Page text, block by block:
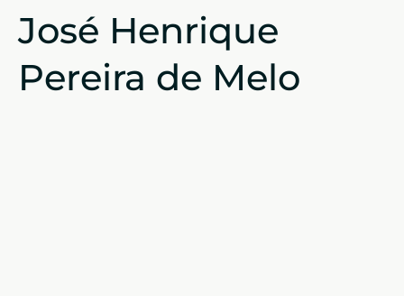
José Henrique
Pereira de Melo